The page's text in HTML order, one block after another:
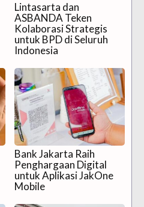
Lintasarta dan
ASBANDA Teken
Kolaborasi Strategis
untuk BPD di Seluruh
Indonesia
Bank Jakarta Raih
Penghargaan Digital
untuk Aplikasi JakOne
Mobile